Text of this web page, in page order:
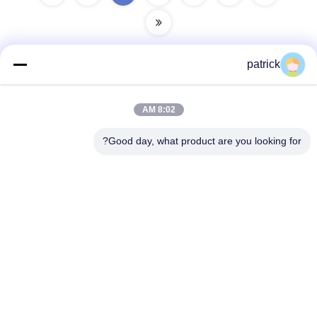
عنوان :
patrick
8:02 AM
Good day, what product are you looking for?